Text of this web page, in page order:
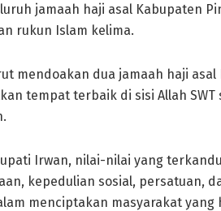
jamaah haji asal Kabupaten
rukun Islam kelima.
mendoakan dua jamaah haji
tempat terbaik di sisi Allah
Irwan, nilai-nilai yang
kepedulian sosial, persatuan,
menciptakan masyarakat